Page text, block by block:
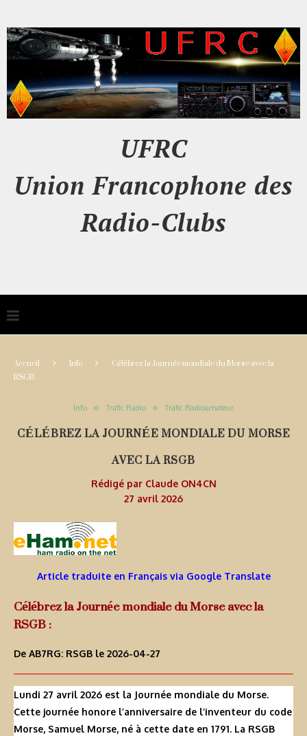
UFRC
Union Francophone des
Radio-Clubs
Accueil Info Célébrez la Journée mondiale du Morse avec la
RSGB
Info Trafic Radio Trafic Radioamateur
CÉLÉBREZ LA JOURNÉE MONDIALE DU MORSE
AVEC LA RSGB
Rédigé par Claude ON4CN
27 avril 2026
Article traduite en Français via Google Translate
Célébrez la Journée mondiale du Morse avec la
RSGB :
De AB7RG: RSGB le 2026-04-27
Lundi 27 avril 2026 est la Journée mondiale du Morse.
Cette journée honore l’anniversaire de l’inventeur du code
Morse, Samuel Morse, né à cette date en 1791. La RSGB